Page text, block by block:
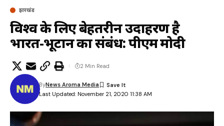
झारखंड
विश्व के लिए बेहतरीन उदाहरण है
भारत-भूटान का संबंध: पीएम मोदी
Last Updated: November 21, 2020 11:38 AM
ByNews Aroma Media
2 Min Read